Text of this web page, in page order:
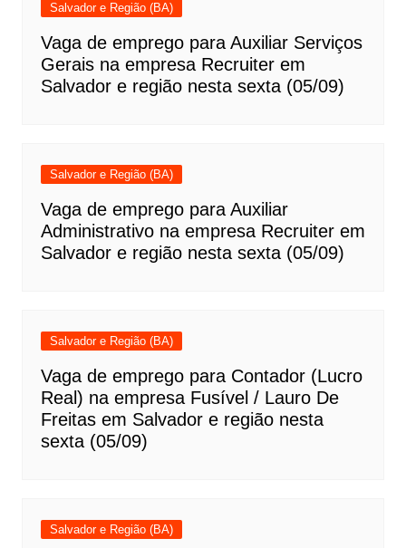
Salvador e Região (BA)
Vaga de emprego para Auxiliar Serviços
Gerais na empresa Recruiter em
Salvador e região nesta sexta (05/09)
Salvador e Região (BA)
Vaga de emprego para Auxiliar
Administrativo na empresa Recruiter em
Salvador e região nesta sexta (05/09)
Salvador e Região (BA)
Vaga de emprego para Contador (Lucro
Real) na empresa Fusível / Lauro De
Freitas em Salvador e região nesta
sexta (05/09)
Salvador e Região (BA)